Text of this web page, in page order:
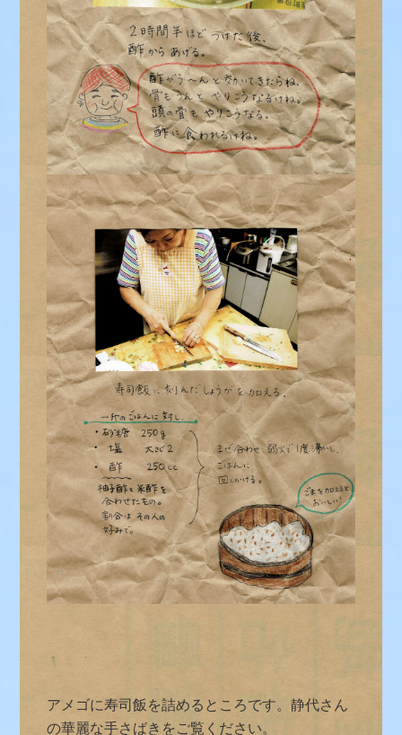
アメゴに寿司飯を詰めるところです。静代さん
の華麗な手さばきをご覧ください。